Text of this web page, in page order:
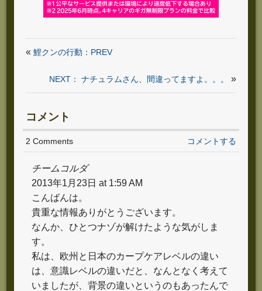
« 鯉クンの行動：PREV
NEXT： ナチュラムさん、間違ってますよ。。。 »
コメント
2 Comments コメントする
チームコルダ
2013年1月23日 at 1:59 AM
こんばんは。
貴重な情報ありがとうございます。
なんか、ひとつナゾが解けたような気がしま
す。
私は、欧州と日本のカープケアレベルの違い
は、意識レベルの違いだと、なんとなく考えて
いましたが、背景の違いというのもあったんで